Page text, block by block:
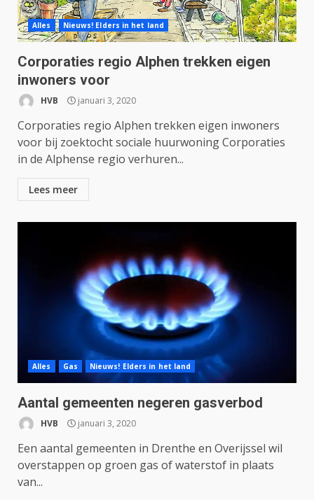
Alles Nieuws! Elders in het land
Corporaties regio Alphen trekken eigen
inwoners voor
HVB januari 3, 2020
Corporaties regio Alphen trekken eigen inwoners
voor bij zoektocht sociale huurwoning Corporaties
in de Alphense regio verhuren...
Lees meer
Alles Gas Nieuws! Elders in het land
Aantal gemeenten negeren gasverbod
HVB januari 3, 2020
Een aantal gemeenten in Drenthe en Overijssel wil
overstappen op groen gas of waterstof in plaats
van...